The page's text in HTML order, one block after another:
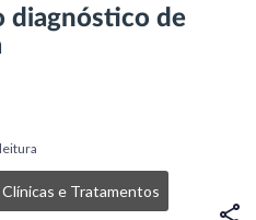
diagnóstico de
Clínicas e Tratamentos